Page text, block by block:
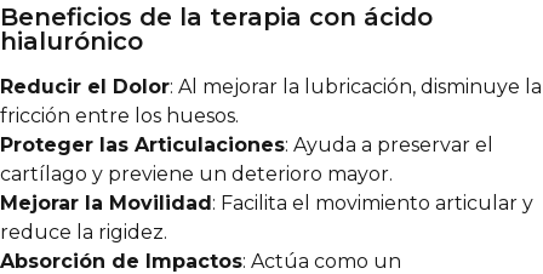
Beneficios de la terapia con ácido
hialurónico
Reducir el Dolor: Al mejorar la lubricación, disminuye la
fricción entre los huesos.
Proteger las Articulaciones: Ayuda a preservar el
cartílago y previene un deterioro mayor.
Mejorar la Movilidad: Facilita el movimiento articular y
reduce la rigidez.
Absorción de Impactos: Actúa como un